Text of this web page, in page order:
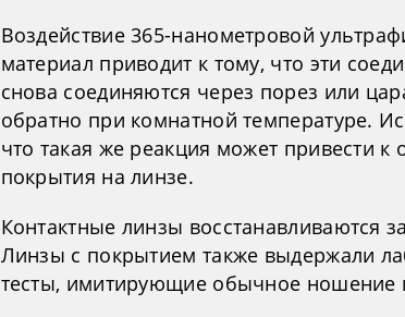
Воздействие 365-нанометровой
материал приводит к тому, что эти
снова соединяются через порез или
обратно при комнатной температуре.
что такая же реакция может привести
покрытия на линзе.
Контактные линзы восстанавливаются
Линзы с покрытием также выдержали
тесты, имитирующие обычное ношение